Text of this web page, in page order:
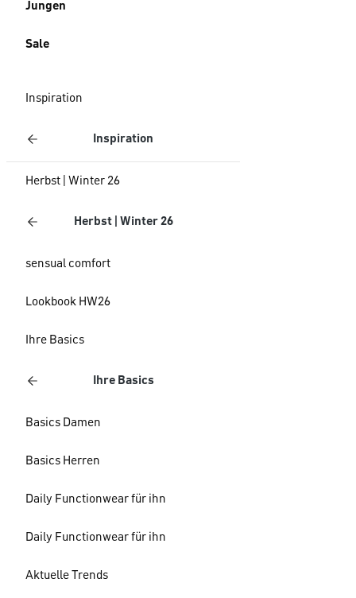
Jungen
Sale
Inspiration
Inspiration
Herbst | Winter 26
Herbst | Winter 26
sensual comfort
Lookbook HW26
Ihre Basics
Ihre Basics
Basics Damen
Basics Herren
Daily Functionwear für ihn
Daily Functionwear für ihn
Aktuelle Trends